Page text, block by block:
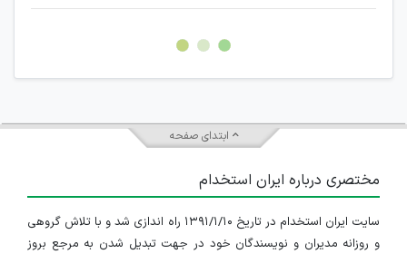
غیر مجاز می باشد.
امکان هماهنگی برای هرگونه ملاقات حضوری چه به صورت دسته
ابتدای صفحه
مختصری درباره ایران استخدام
سایت ایران استخدام در تاریخ ۱۳۹۱/۱/۱۰ راه اندازی شد و با تلاش گروهی
و روزانه مدیران و نویسندگان خود در جهت تبدیل شدن به مرجع بروز